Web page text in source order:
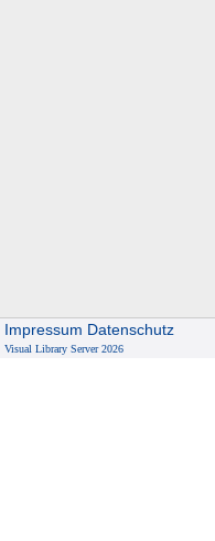
Impressum Datenschutz
Visual Library Server 2026